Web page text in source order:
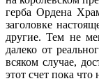
герба Ордена
заголовке
другие. Тем не
далеко от
всяком случае,
этот счет пока